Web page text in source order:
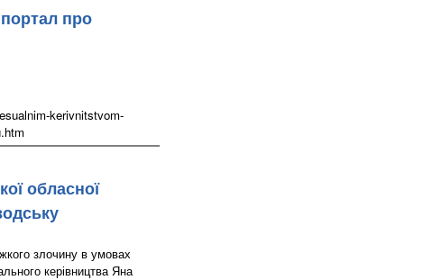
про
kerivnitstvom-
обласної
злочину в умовах
керівництва Яна